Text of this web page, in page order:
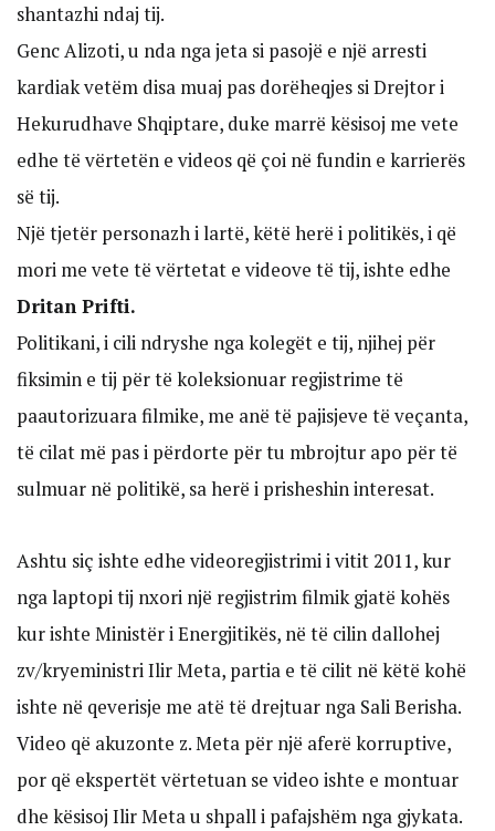
shantazhi ndaj tij.
Genc Alizoti, u nda nga jeta si pasojë e një arresti
kardiak vetëm disa muaj pas dorëheqjes si Drejtor i
Hekurudhave Shqiptare, duke marrë kësisoj me vete
edhe të vërtetën e videos që çoi në fundin e karrierës
së tij.
Një tjetër personazh i lartë, këtë herë i politikës, i që
mori me vete të vërtetat e videove të tij, ishte edhe
Dritan Prifti.
Politikani, i cili ndryshe nga kolegët e tij, njihej për
fiksimin e tij për të koleksionuar regjistrime të
paautorizuara filmike, me anë të pajisjeve të veçanta,
të cilat më pas i përdorte për tu mbrojtur apo për të
sulmuar në politikë, sa herë i prisheshin interesat.
Ashtu siç ishte edhe videoregjistrimi i vitit 2011, kur
nga laptopi tij nxori një regjistrim filmik gjatë kohës
kur ishte Ministër i Energjitikës, në të cilin dallohej
zv/kryeministri Ilir Meta, partia e të cilit në këtë kohë
ishte në qeverisje me atë të drejtuar nga Sali Berisha.
Video që akuzonte z. Meta për një aferë korruptive,
por që ekspertët vërtetuan se video ishte e montuar
dhe kësisoj Ilir Meta u shpall i pafajshëm nga gjykata.